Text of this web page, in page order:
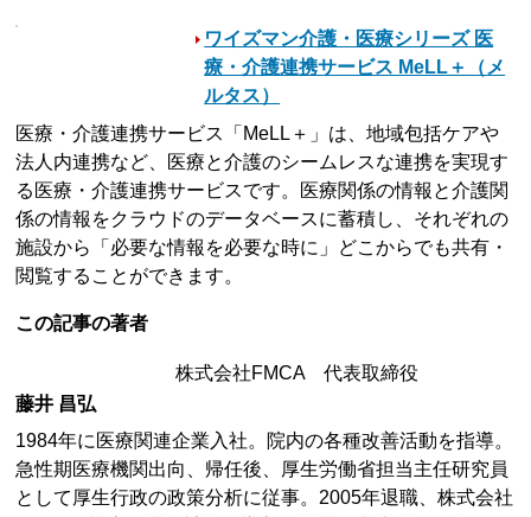
ワイズマン介護・医療シリーズ 医
療・介護連携サービス MeLL＋（メ
ルタス）
医療・介護連携サービス「MeLL＋」は、地域包括ケアや
法人内連携など、医療と介護のシームレスな連携を実現す
る医療・介護連携サービスです。医療関係の情報と介護関
係の情報をクラウドのデータベースに蓄積し、それぞれの
施設から「必要な情報を必要な時に」どこからでも共有・
閲覧することができます。
この記事の著者
株式会社FMCA 代表取締役
藤井 昌弘
1984年に医療関連企業入社。院内の各種改善活動を指導。
急性期医療機関出向、帰任後、厚生労働省担当主任研究員
として厚生行政の政策分析に従事。2005年退職、株式会社